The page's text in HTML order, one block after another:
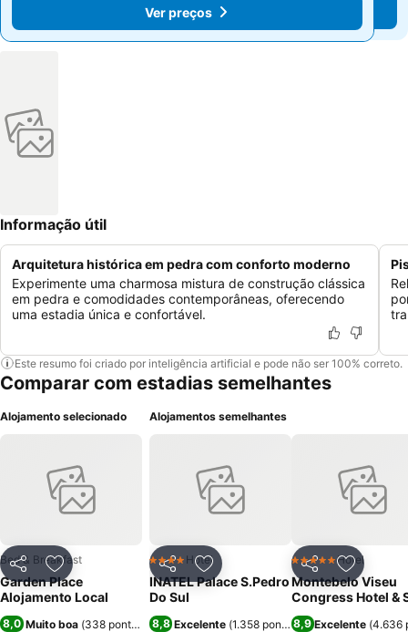
Ver preços
Ver preços
Informação útil
Arquitetura histórica em pedra com conforto moderno
Experimente uma charmosa mistura de construção clássica
em pedra e comodidades contemporâneas, oferecendo
uma estadia única e confortável.
Este resumo foi criado por inteligência artificial e pode não ser 100% correto.
Comparar com estadias semelhantes
Alojamento selecionado
PartilharAdicionar aos favoritos
Bed & Breakfast
Garden Place
Alojamento Local
8,0 Muito boa (338 pontuações)
Alojamentos semelhantes
PartilharAdicionar aos favoritos
4 EstrelasHotel
INATEL Palace S.Pedro
Do Sul
8,8 Excelente (1.358 pontuações)
Partilhar
5 EstrelasHotel
Montebelo Viseu
Congress Hotel &
8,9Excelente (4.636